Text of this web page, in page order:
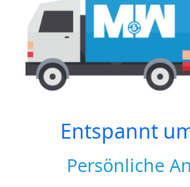
Entspannt
Persönliche